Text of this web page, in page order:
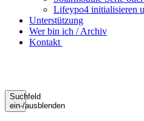
Lifeypo4 initialisieren
Unterstützung
Wer bin ich / Archiv
Kontakt
Suchfeld
ein-/ausblenden